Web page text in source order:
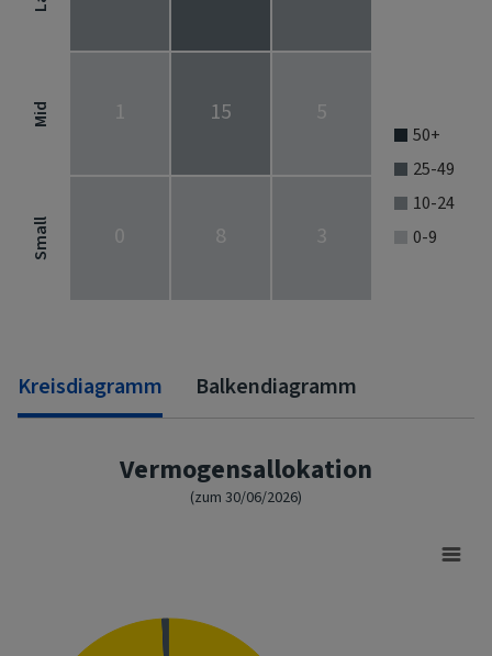
The chart has 1 Y axis displaying categories.
1 15 5
0 8 3
50+
25-49
10-24
0-9
Small
Mid
Kreisdiagramm Balkendiagramm
Vermogensallokation
(zum 30/06/2026)
View as data table, Asset Allocation